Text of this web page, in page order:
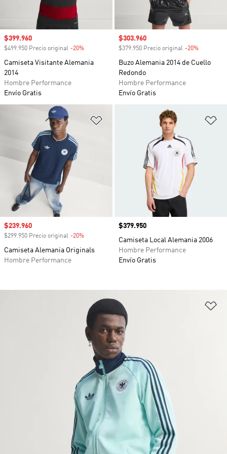
Precio de venta
$399.960
$499.950 Precio original -20%
Camiseta Visitante Alemania
2014
Hombre Performance
Envío Gratis
Precio de venta
$303.960
$379.950 Precio original -20%
Buzo Alemania 2014 de Cuello
Redondo
Hombre Performance
Envío Gratis
Añadir a la lista de deseos
Precio de venta
$239.960
$299.950 Precio original -20%
Camiseta Alemania Originals
Hombre Performance
Precio
$379.950
Camiseta Local Alemania 2006
Hombre Performance
Envío Gratis